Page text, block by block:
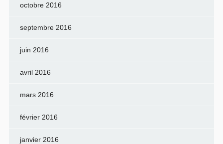
octobre 2016
septembre 2016
juin 2016
avril 2016
mars 2016
février 2016
janvier 2016